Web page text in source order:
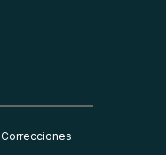
Correcciones